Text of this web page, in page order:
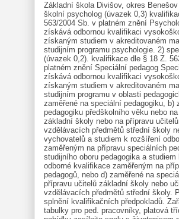
Základní škola Divišov, okres
školní psycholog (úvazek 0,3)
563/2004 Sb. v platném znění
získává odbornou kvalifikaci
získaným studiem v akreditovaném
studijním programu psychologie. 2)
(úvazek 0,2). kvalifikace dle § 18 Z.
platném znění Speciální pedagog
získává odbornou kvalifikaci
získaným studiem v akreditovaném
studijním programu v oblasti
zaměřené na speciální pedagogiku, b)
pedagogiku předškolního věku nebo
základní školy nebo na přípravu
vzdělávacích předmětů střední školy
vychovatelů a studiem k rozšíření
zaměřeným na přípravu speciálních
studijního oboru pedagogika a
odborné kvalifikace zaměřeným na
pedagogů, nebo d) zaměřené na
přípravu učitelů základní školy nebo
vzdělávacích předmětů střední školy.
splnění kvalifikačních předpokladů.
tabulky pro ped. pracovníky, platová